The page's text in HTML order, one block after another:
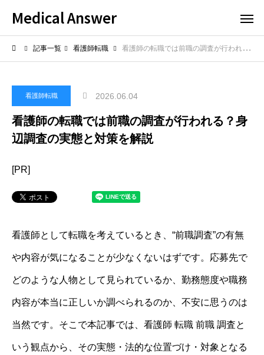
Medical Answer
記事一覧 看護師転職 看護師の転職では前職の調査が行われる？身辺調査の実態と対策を解説
看護師転職 2026.06.04
看護師の転職では前職の調査が行われる？身
辺調査の実態と対策を解説
[PR]
看護師として転職を考えているとき、“前職調査”の有無
や内容が気になることが少なくないはずです。応募先で
どのような人物として見られているか、勤務態度や職務
内容が本当に正しいか調べられるのか、不安に思うのは
当然です。そこで本記事では、看護師 転職 前職 調査と
いう観点から、その実態・法的な位置づけ・対象となる